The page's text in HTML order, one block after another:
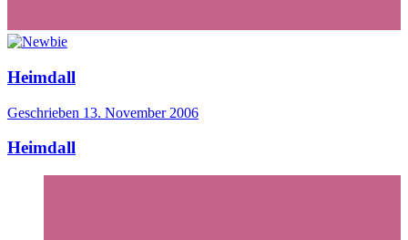
Heimdall
Geschrieben 13. November 2006
Heimdall